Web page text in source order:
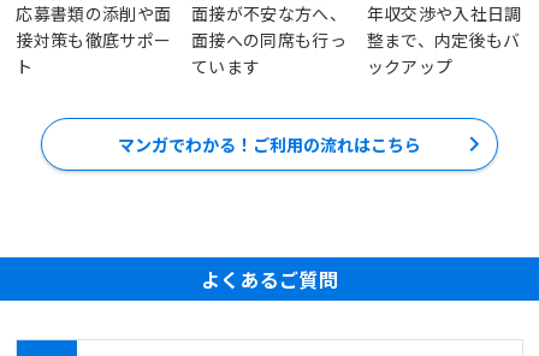
応募書類の添削や面
接対策も徹底サポー
ト
面接が不安な方へ、
面接への同席も行っ
ています
年収交渉や入社日調
整まで、内定後もバ
ックアップ
マンガでわかる！ご利用の流れはこちら
よくあるご質問